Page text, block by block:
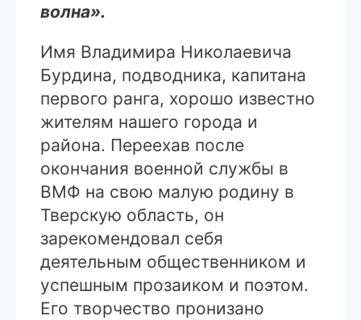
волна».
Имя Владимира Николаевича
Бурдина, подводника, капитана
первого ранга, хорошо известно
жителям нашего города и
района. Переехав после
окончания военной службы в
ВМФ на свою малую родину в
Тверскую область, он
зарекомендовал себя
деятельным общественником и
успешным прозаиком и поэтом.
Его творчество пронизано